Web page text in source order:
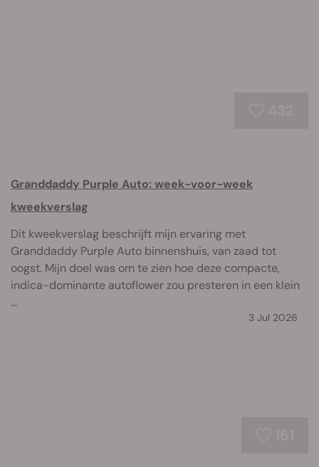
Granddaddy Purple Auto: week-voor-week
kweekverslag
Dit kweekverslag beschrijft mijn ervaring met
Granddaddy Purple Auto binnenshuis, van zaad tot
oogst. Mijn doel was om te zien hoe deze compacte,
indica-dominante autoflower zou presteren in een klein
...
3 Jul 2026